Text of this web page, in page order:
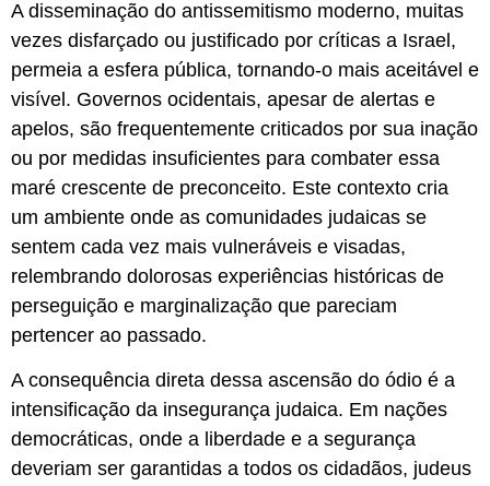
A disseminação do antissemitismo moderno, muitas
vezes disfarçado ou justificado por críticas a Israel,
permeia a esfera pública, tornando-o mais aceitável e
visível. Governos ocidentais, apesar de alertas e
apelos, são frequentemente criticados por sua inação
ou por medidas insuficientes para combater essa
maré crescente de preconceito. Este contexto cria
um ambiente onde as comunidades judaicas se
sentem cada vez mais vulneráveis e visadas,
relembrando dolorosas experiências históricas de
perseguição e marginalização que pareciam
pertencer ao passado.
A consequência direta dessa ascensão do ódio é a
intensificação da insegurança judaica. Em nações
democráticas, onde a liberdade e a segurança
deveriam ser garantidas a todos os cidadãos, judeus